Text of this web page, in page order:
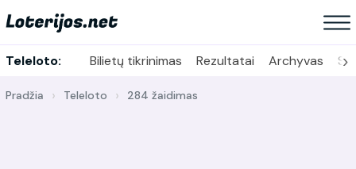
Teleloto: Bilietų tikrinimas Rezultatai Archyvas ›
Pradžia Teleloto 284 žaidimas